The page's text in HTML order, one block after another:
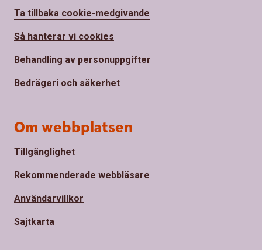
Ta tillbaka cookie-medgivande
Så hanterar vi cookies
Behandling av personuppgifter
Bedrägeri och säkerhet
Om webbplatsen
Tillgänglighet
Rekommenderade webbläsare
Användarvillkor
Sajtkarta